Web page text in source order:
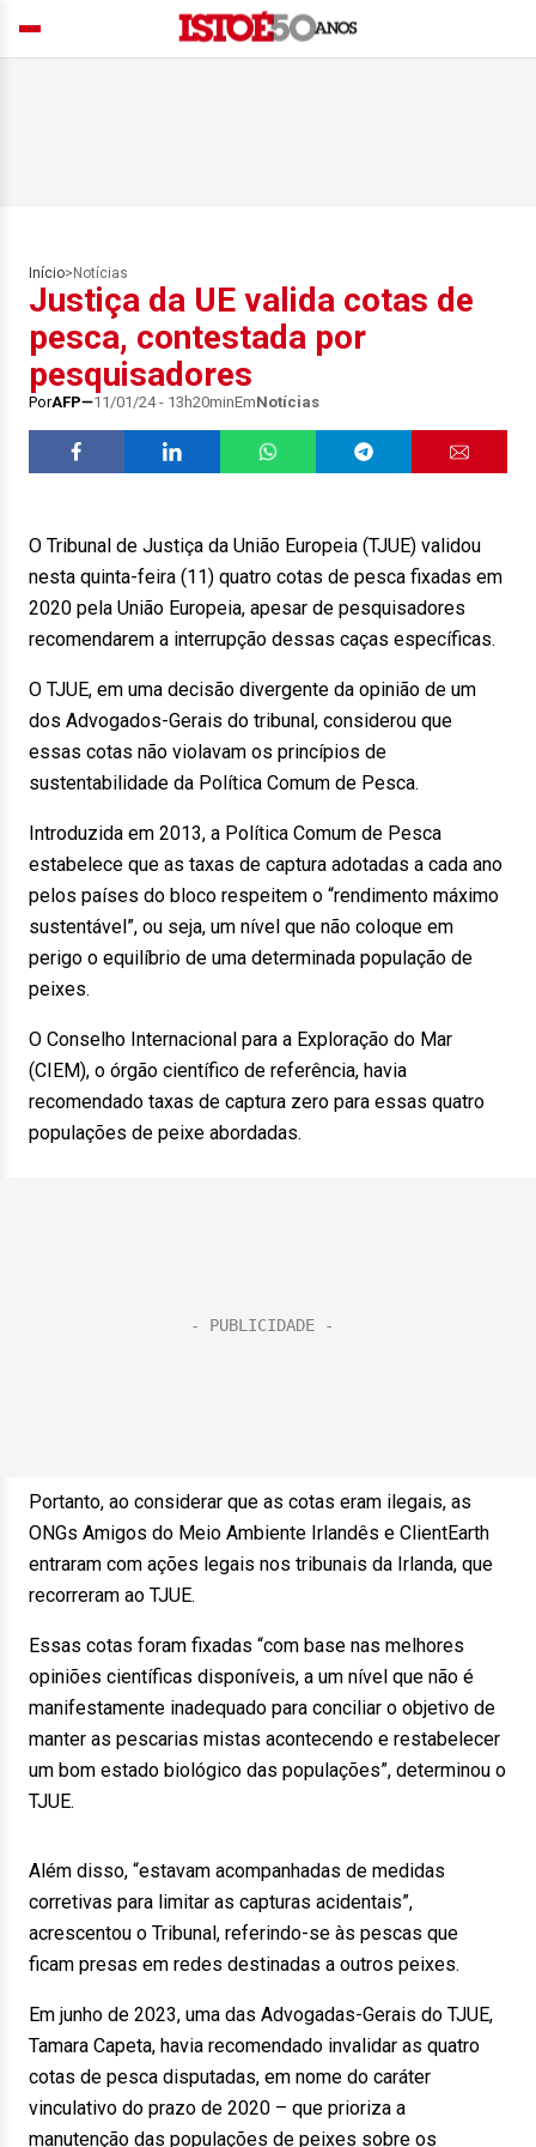
Início> Notícias
Justiça da UE valida cotas de
pesca, contestada por
pesquisadores
PorAFP 11/01/24 - 13h20minEmNotícias
O Tribunal de Justiça da União Europeia (TJUE) validou
nesta quinta-feira (11) quatro cotas de pesca fixadas em
2020 pela União Europeia, apesar de pesquisadores
recomendarem a interrupção dessas caças específicas.
O TJUE, em uma decisão divergente da opinião de um
dos Advogados-Gerais do tribunal, considerou que
essas cotas não violavam os princípios de
sustentabilidade da Política Comum de Pesca.
Introduzida em 2013, a Política Comum de Pesca
estabelece que as taxas de captura adotadas a cada ano
pelos países do bloco respeitem o “rendimento máximo
sustentável”, ou seja, um nível que não coloque em
perigo o equilíbrio de uma determinada população de
peixes.
O Conselho Internacional para a Exploração do Mar
(CIEM), o órgão científico de referência, havia
recomendado taxas de captura zero para essas quatro
populações de peixe abordadas.
Portanto, ao considerar que as cotas eram ilegais, as
ONGs Amigos do Meio Ambiente Irlandês e ClientEarth
entraram com ações legais nos tribunais da Irlanda, que
recorreram ao TJUE.
Essas cotas foram fixadas “com base nas melhores
opiniões científicas disponíveis, a um nível que não é
manifestamente inadequado para conciliar o objetivo de
manter as pescarias mistas acontecendo e restabelecer
um bom estado biológico das populações”, determinou o
TJUE.
Além disso, “estavam acompanhadas de medidas
corretivas para limitar as capturas acidentais”,
acrescentou o Tribunal, referindo-se às pescas que
ficam presas em redes destinadas a outros peixes.
Em junho de 2023, uma das Advogadas-Gerais do TJUE,
Tamara Capeta, havia recomendado invalidar as quatro
cotas de pesca disputadas, em nome do caráter
vinculativo do prazo de 2020 – que prioriza a
manutenção das populações de peixes sobre os